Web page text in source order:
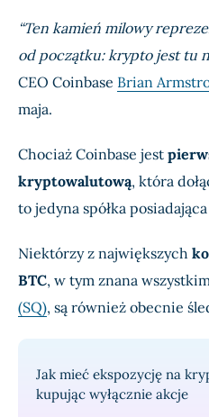
“Ten kamień milowy
od początku: krypto jest tu
CEO Coinbase Brian
maja.
Chociaż Coinbase jest
kryptowalutową, która
to jedyna spółka posiadająca
Niektórzy z największych
BTC, w tym znana
(SQ), są również obecnie
Jak mieć ekspozycję na
kupując wyłącznie akcje